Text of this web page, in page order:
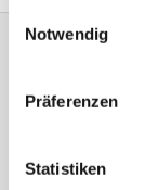
Notwendig
Präferenzen
Statistiken
Become a
Join the Enjoy
festival.